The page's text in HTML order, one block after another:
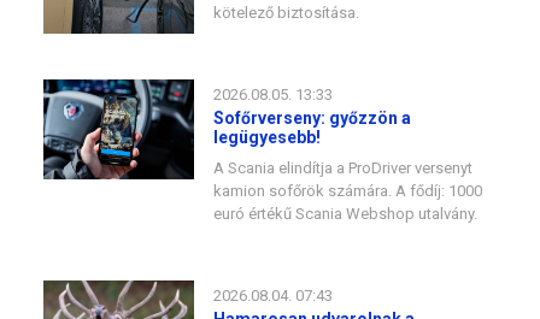
kötelező biztosítása.
2026.08.05. 13:33
Sofőrverseny: győzzön a
legügyesebb!
A Scania elindítja a ProDriver versenyt
kamion sofőrök számára. A fődíj: 1000
euró értékű Scania Webshop utalvány.
2026.08.04. 07:43